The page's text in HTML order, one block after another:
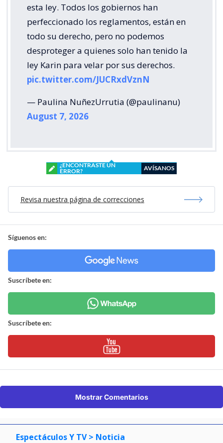
esta ley. Todos los gobiernos han
perfeccionado los reglamentos, están en
todo su derecho, pero no podemos
desproteger a quienes solo han tenido la
ley Karin para velar por sus derechos.
pic.twitter.com/JUCRxdVznN
— Paulina NuñezUrrutia (@paulinanu)
August 7, 2026
¿ENCONTRASTE UN
ERROR?
AVÍSANOS
Revisa nuestra página de correcciones
Síguenos en:
Suscríbete en:
Suscríbete en:
Mostrar Comentarios
Espectáculos Y TV > Noticia